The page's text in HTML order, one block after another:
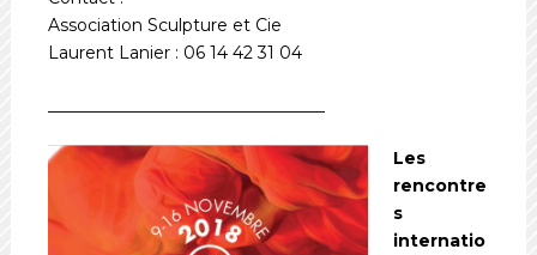
Association Sculpture et Cie
Laurent Lanier : 06 14 42 31 04
Les
rencontre
s
internatio